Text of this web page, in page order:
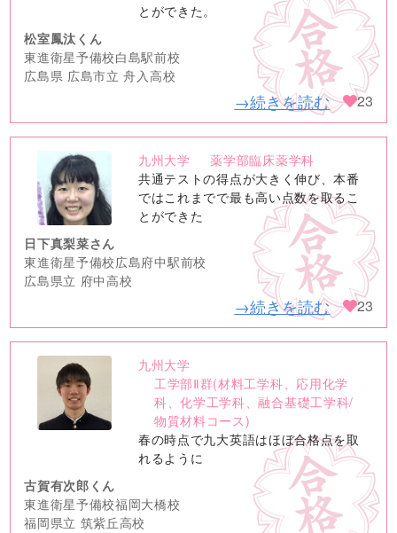
とができた。
松室鳳汰くん
東進衛星予備校白島駅前校
広島県 広島市立 舟入高校
→続きを読む 23
no
image
九州大学
薬学部臨床薬学科
共通テストの得点が大きく伸び、本番
ではこれまでで最も高い点数を取るこ
とができた
日下真梨菜さん
東進衛星予備校広島府中駅前校
広島県立 府中高校
→続きを読む 23
no
image
九州大学
工学部Ⅱ群(材料工学科、応用化学
科、化学工学科、融合基礎工学科/
物質材料コース)
春の時点で九大英語はほぼ合格点を取
れるように
古賀有次郎くん
東進衛星予備校福岡大橋校
福岡県立 筑紫丘高校